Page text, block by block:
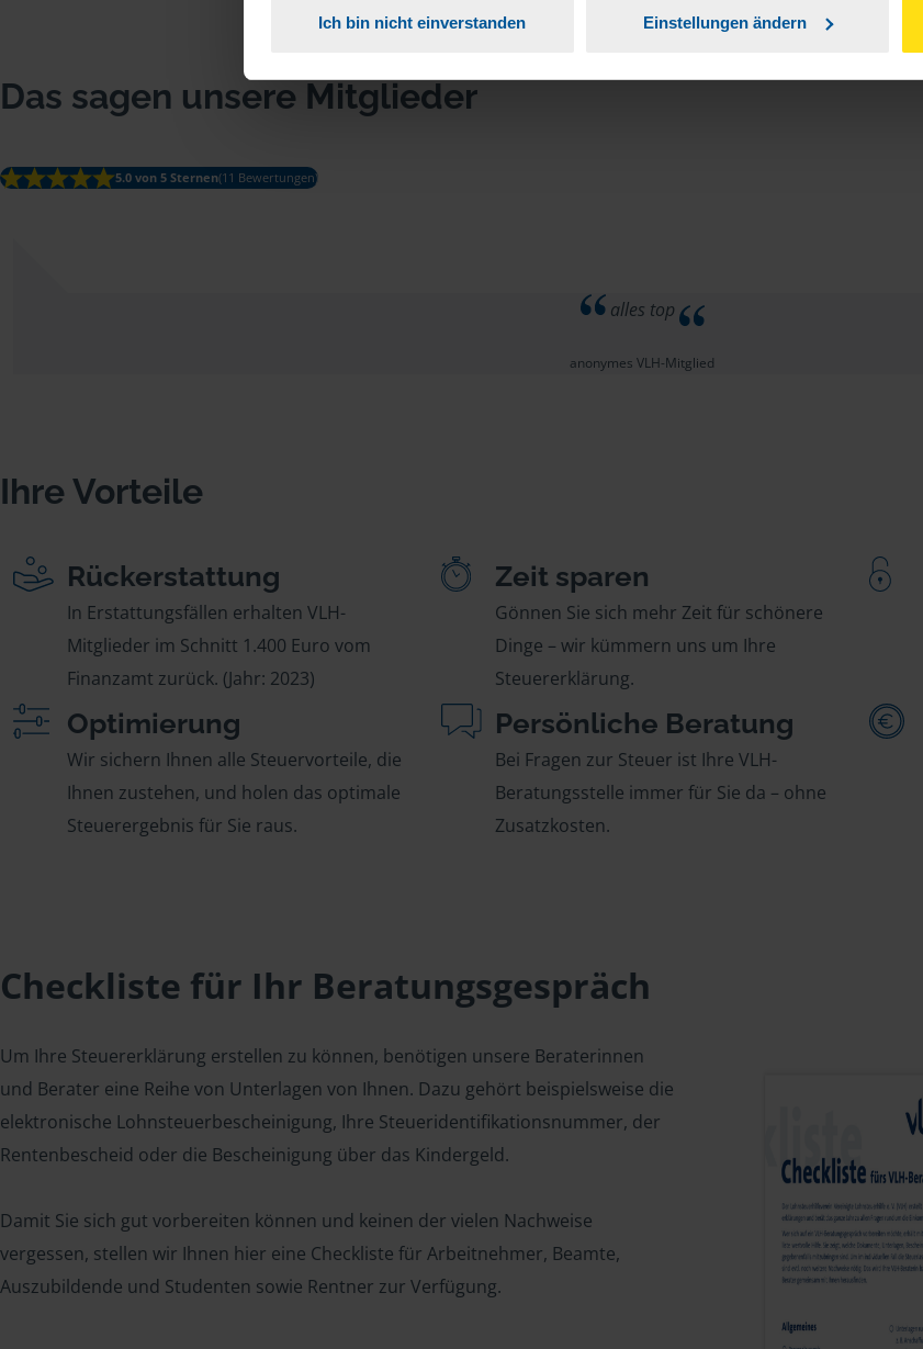
Ich bin nicht einverstanden Einstellungen ändern
Das sagen unsere Mitglieder
5.0 von 5 Sternen(11 Bewertungen)
alles top
anonymes VLH-Mitglied
Ihre Vorteile
Rückerstattung
In Erstattungsfällen erhalten VLH-
Mitglieder im Schnitt 1.400 Euro vom
Finanzamt zurück. (Jahr: 2023)
Zeit sparen
Gönnen Sie sich mehr Zeit für schönere
Dinge – wir kümmern uns um Ihre
Steuererklärung.
Optimierung
Wir sichern Ihnen alle Steuervorteile, die
Ihnen zustehen, und holen das optimale
Steuerergebnis für Sie raus.
Persönliche Beratung
Bei Fragen zur Steuer ist Ihre VLH-
Beratungsstelle immer für Sie da – ohne
Zusatzkosten.
Checkliste für Ihr Beratungsgespräch
Um Ihre Steuererklärung erstellen zu können, benötigen unsere Beraterinnen
und Berater eine Reihe von Unterlagen von Ihnen. Dazu gehört beispielsweise die
elektronische Lohnsteuerbescheinigung, Ihre Steueridentifikationsnummer, der
Rentenbescheid oder die Bescheinigung über das Kindergeld.
Damit Sie sich gut vorbereiten können und keinen der vielen Nachweise
vergessen, stellen wir Ihnen hier eine Checkliste für Arbeitnehmer, Beamte,
Auszubildende und Studenten sowie Rentner zur Verfügung.